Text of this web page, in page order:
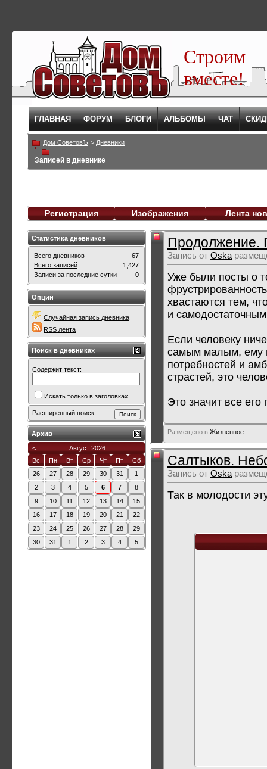
Строим
вместе!
ГЛАВНАЯ ФОРУМ БЛОГИ АЛЬБОМЫ ЧАТ
Дом СоветовЪ > Дневники
Записей в дневнике
Регистрация Изображения Лента
Продолжение.
Запись от Oska
Уже были посты о
хвастаются тем,
и
Если человеку
самым малым, ему
потребностей и
страстей, это
Это значит все
Размещено в Жизненное.
Салтыков.
Запись от Oska
Так в молодости
Статистика дневников
Всего дневников
67
Всего записей
1,427
Записи за последние сутки
0
Опции
Случайная запись дневника
RSS лента
Поиск в дневниках
Содержит текст:
Искать только в заголовках
Расширенный поиск
Архив
<
Август 2026
Вс
Пн Вт Ср Чт Пт
Сб
26
27 28 29 30 31
1
2
3 4 5 6 7
8
9
10 11 12 13 14
15
16
17 18 19 20 21
22
23
24 25 26 27 28
29
30
31 1 2 3 4 5